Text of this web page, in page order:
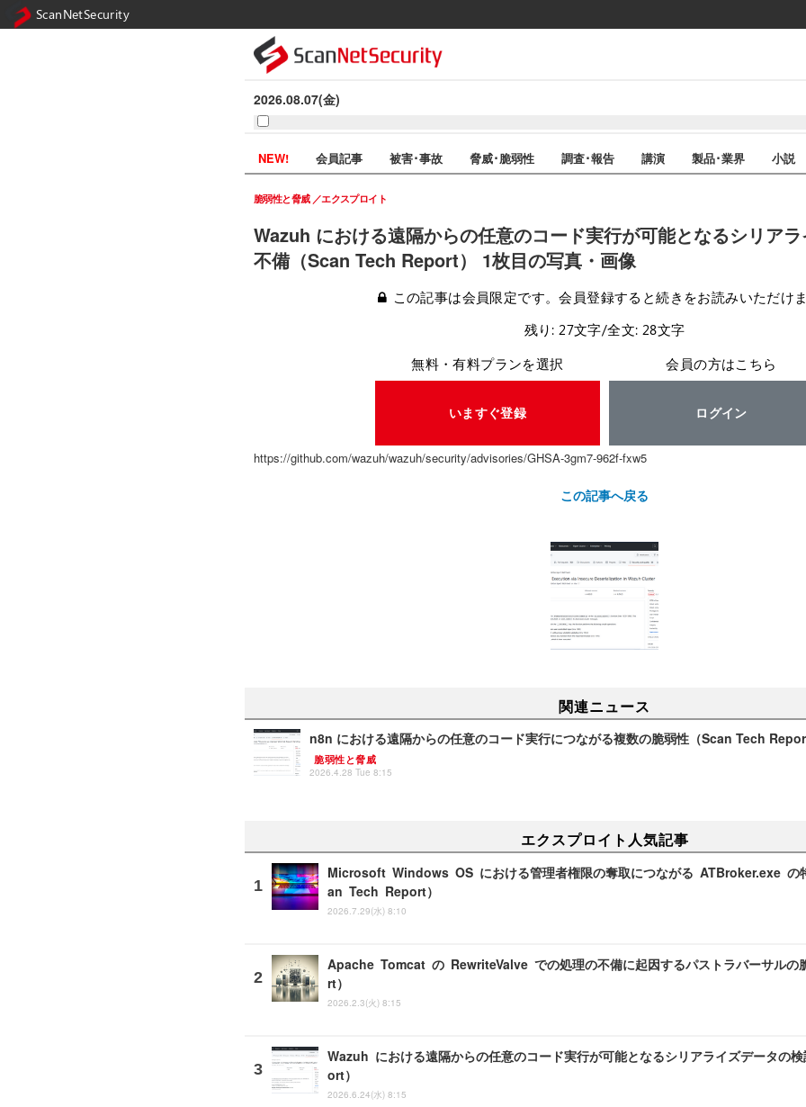
2026.08.07(金)
NEW! 会員記事 被害･事故 脅威･脆弱性 調査･報告 講演 製品･業界 小説
Wazuh における遠隔からの任意のコード実行が可能となるシリア
不備（Scan Tech Report） 1枚目の写真・画像
脆弱性と脅威 エクスプロイト
この記事は会員限定です。会員登録すると続きをお読みいただけま
残り: 27文字/全文: 28文字
無料・有料プランを選択
いますぐ登録
会員の方はこちら
ログイン
https://github.com/wazuh/wazuh/security/advisories/GHSA-3gm7-962f-fxw5
この記事へ戻る
関連ニュース
n8n における遠隔からの任意のコード実行につながる複数の脆弱性（Scan Tech
脆弱性と脅威
2026.4.28 Tue 8:15
エクスプロイト人気記事
Microsoft Windows OS における管理者権限の奪取につながる ATBroker.exe の
an Tech Report）
2026.7.29(水) 8:10
Apache Tomcat の RewriteValve での処理の不備に起因するパストラバーサル
rt）
2026.2.3(火) 8:15
Wazuh における遠隔からの任意のコード実行が可能となるシリアライズデータの
ort）
2026.6.24(水) 8:15
ScanNetSecurity